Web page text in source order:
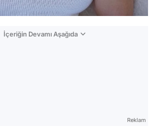
İçeriğin Devamı Aşağıda
Reklam